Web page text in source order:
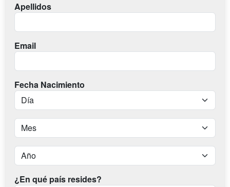
Apellidos
Email
Fecha Nacimiento
¿En qué país resides?